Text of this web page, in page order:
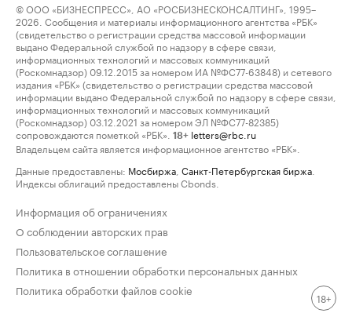
© ООО «БИЗНЕСПРЕСС», АО «РОСБИЗНЕСКОНСАЛТИНГ», 1995–
2026. Сообщения и материалы информационного агентства «РБК»
(свидетельство о регистрации средства массовой информации
выдано Федеральной службой по надзору в сфере связи,
информационных технологий и массовых коммуникаций
(Роскомнадзор) 09.12.2015 за номером ИА №ФС77-63848) и сетевого
издания «РБК» (свидетельство о регистрации средства массовой
информации выдано Федеральной службой по надзору в сфере связи,
информационных технологий и массовых коммуникаций
(Роскомнадзор) 03.12.2021 за номером ЭЛ №ФС77-82385)
сопровождаются пометкой «РБК».
18+ letters@rbc.ru
Владельцем сайта является информационное агентство «РБК».
Данные предоставлены: Мосбиржа Санкт-Петербургская биржа
Индексы облигаций предоставлены Cbonds.
Информация об ограничениях
О соблюдении авторских прав
Пользовательское соглашение
Политика в отношении обработки персональных данных
Политика обработки файлов cookie
18+